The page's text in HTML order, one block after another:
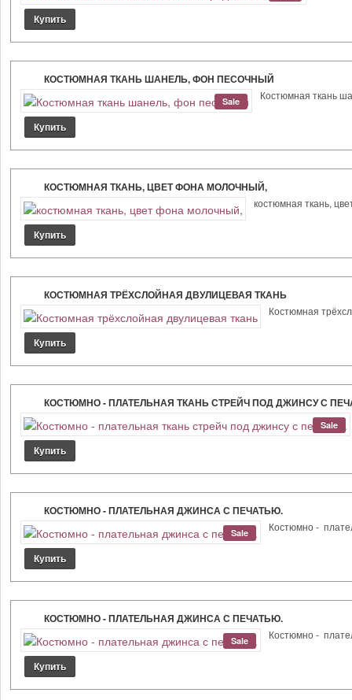
КОСТЮМНАЯ ТКАНЬ ШАНЕЛЬ, ФОН ПЕСОЧНЫЙ
Sale Костюмная ткань
КОСТЮМНАЯ ТКАНЬ, ЦВЕТ ФОНА МОЛОЧНЫЙ,
костюмная ткань,
КОСТЮМНАЯ ТРЁХСЛОЙНАЯ ДВУЛИЦЕВАЯ ТКАНЬ
Костюмная
КОСТЮМНО - ПЛАТЕЛЬНАЯ ТКАНЬ СТРЕЙЧ ПОД ДЖИНСУ С
Sale
КОСТЮМНО - ПЛАТЕЛЬНАЯ ДЖИНСА С ПЕЧАТЬЮ.
Sale Костюмно -
КОСТЮМНО - ПЛАТЕЛЬНАЯ ДЖИНСА С ПЕЧАТЬЮ.
Sale Костюмно -